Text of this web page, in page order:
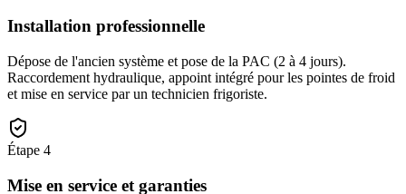
Installation professionnelle
Dépose de l'ancien système et pose de la PAC (2 à 4 jours).
Raccordement hydraulique, appoint intégré pour les pointes de froid
et mise en service par un technicien frigoriste.
Étape 4
Mise en service et garanties